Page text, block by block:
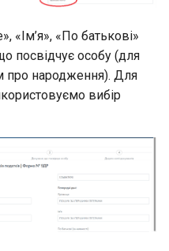
«По батькові»
посвідчує особу (для
про народження). Для
вибір